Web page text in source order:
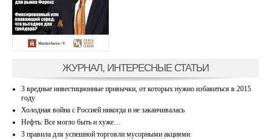
ЖУРНАЛ, ИНТЕРЕСНЫЕ СТАТЬИ
3 вредные инвестиционные привычки, от которых нужно избавиться в 2015
году
Холодная война с Россией никогда и не заканчивалась
Нефть: Все могло быть и хуже…
3 правила для успешной торговли мусорными акциями